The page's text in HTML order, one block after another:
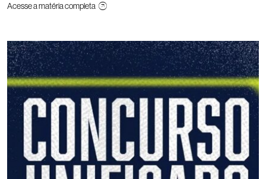
Acesse a matéria completa